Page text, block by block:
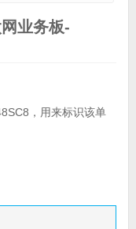
业务板-
，用来标识该单